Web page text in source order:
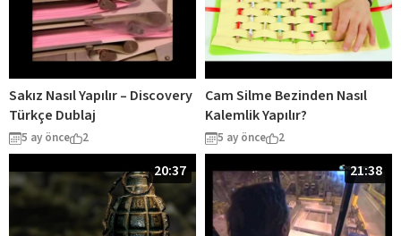
Sakız Nasıl Yapılır – Discovery
Türkçe Dublaj
5 ay önce 2
Cam Silme Bezinden Nasıl
Kalemlik Yapılır?
5 ay önce 2
20:37 21:38